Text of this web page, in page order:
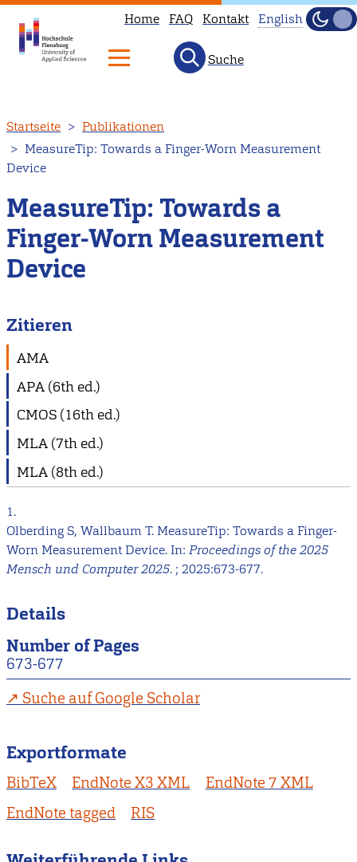
zum
Inhalt
Home FAQ Kontakt
available
to
English
Hell
Suche
Startseite
Publikationen
MeasureTip: Towards a Finger-Worn Measurement
Device
MeasureTip: Towards a
Finger-Worn Measurement
Device
Zitieren
AMA
APA (6th ed.)
CMOS (16th ed.)
MLA (7th ed.)
MLA (8th ed.)
1.
Olberding S, Wallbaum T. MeasureTip: Towards a Finger-
Worn Measurement Device. In: Proceedings of the 2025
Mensch und Computer 2025. ; 2025:673-677.
Details
Number of Pages
673-677
Suche auf Google Scholar
Exportformate
BibTeX EndNote X3 XML
EndNote 7 XML
EndNote tagged
RIS